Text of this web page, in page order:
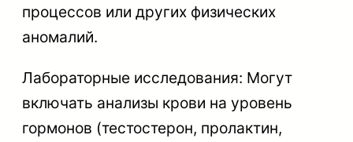
процессов или других физических
аномалий.
Лабораторные исследования: Могут
включать анализы крови на уровень
гормонов (тестостерон, пролактин,